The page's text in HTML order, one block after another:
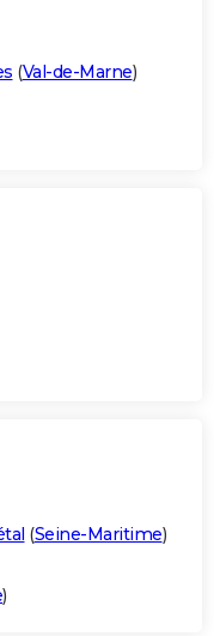
(Val-de-Marne)
(Seine-Maritime)
)